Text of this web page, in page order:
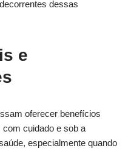
dessas
e
oferecer benefícios
cuidado e sob a
especialmente quando